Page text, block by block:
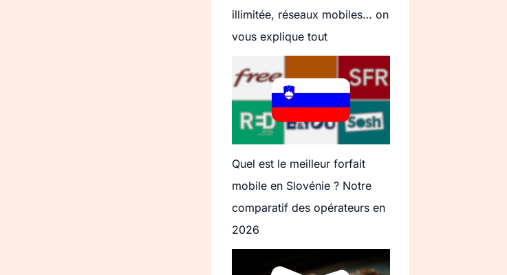
illimitée, réseaux mobiles… on
vous explique tout
Quel est le meilleur forfait
mobile en Slovénie ? Notre
comparatif des opérateurs en
2026